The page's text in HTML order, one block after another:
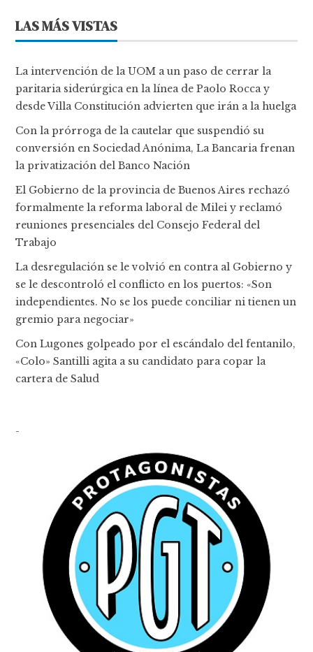
LAS MÁS VISTAS
La intervención de la UOM a un paso de cerrar la
paritaria siderúrgica en la línea de Paolo Rocca y
desde Villa Constitución advierten que irán a la huelga
Con la prórroga de la cautelar que suspendió su
conversión en Sociedad Anónima, La Bancaria frenan
la privatización del Banco Nación
El Gobierno de la provincia de Buenos Aires rechazó
formalmente la reforma laboral de Milei y reclamó
reuniones presenciales del Consejo Federal del
Trabajo
La desregulación se le volvió en contra al Gobierno y
se le descontroló el conflicto en los puertos: «Son
independientes. No se los puede conciliar ni tienen un
gremio para negociar»
Con Lugones golpeado por el escándalo del fentanilo,
«Colo» Santilli agita a su candidato para copar la
cartera de Salud
-